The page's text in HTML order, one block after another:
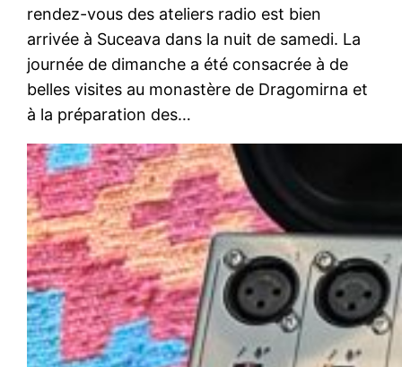
rendez-vous des ateliers radio est bien
arrivée à Suceava dans la nuit de samedi. La
journée de dimanche a été consacrée à de
belles visites au monastère de Dragomirna et
à la préparation des…